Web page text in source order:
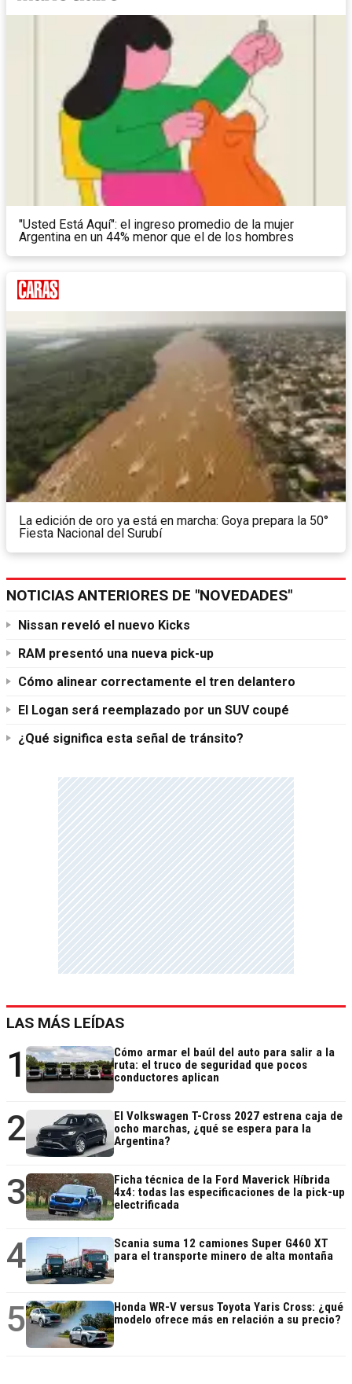
"Usted Está Aquí": el ingreso promedio de la mujer
Argentina en un 44% menor que el de los hombres
La edición de oro ya está en marcha: Goya prepara la 50°
Fiesta Nacional del Surubí
NOTICIAS ANTERIORES DE "NOVEDADES"
Nissan reveló el nuevo Kicks
RAM presentó una nueva pick-up
Cómo alinear correctamente el tren delantero
El Logan será reemplazado por un SUV coupé
¿Qué significa esta señal de tránsito?
LAS MÁS LEÍDAS
1
Cómo armar el baúl del auto para salir a la
ruta: el truco de seguridad que pocos
conductores aplican
2
El Volkswagen T-Cross 2027 estrena caja de
ocho marchas, ¿qué se espera para la
Argentina?
3
Ficha técnica de la Ford Maverick Híbrida
4x4: todas las especificaciones de la pick-up
electrificada
4
Scania suma 12 camiones Super G460 XT
para el transporte minero de alta montaña
5
Honda WR-V versus Toyota Yaris Cross: ¿qué
modelo ofrece más en relación a su precio?